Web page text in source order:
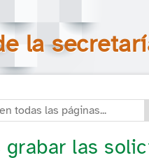
la
todas las páginas:
grabar las